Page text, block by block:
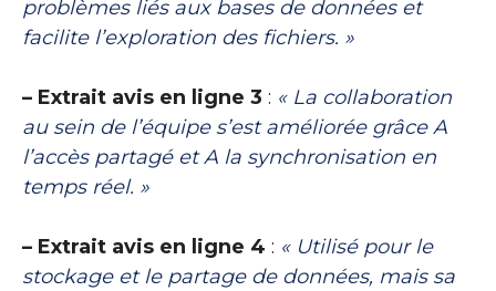
problèmes liés aux bases de données et
facilite l’exploration des fichiers. »
– Extrait avis en ligne 3 : « La collaboration
au sein de l’équipe s’est améliorée grâce A
l’accès partagé et A la synchronisation en
temps réel. »
– Extrait avis en ligne 4 : « Utilisé pour le
stockage et le partage de données, mais sa